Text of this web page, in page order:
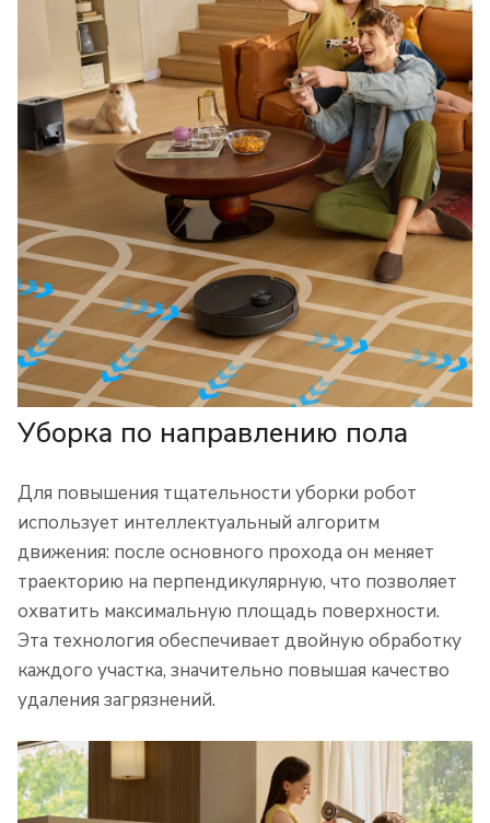
Уборка по направлению пола
Для повышения тщательности уборки робот
использует интеллектуальный алгоритм
движения: после основного прохода он меняет
траекторию на перпендикулярную, что позволяет
охватить максимальную площадь поверхности.
Эта технология обеспечивает двойную обработку
каждого участка, значительно повышая качество
удаления загрязнений.